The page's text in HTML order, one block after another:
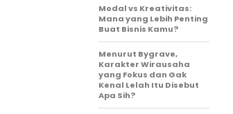
Modal vs Kreativitas:
Mana yang Lebih Penting
Buat Bisnis Kamu?
Menurut Bygrave,
Karakter Wirausaha
yang Fokus dan Gak
Kenal Lelah Itu Disebut
Apa Sih?